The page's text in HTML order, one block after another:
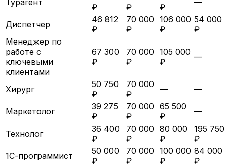
₽
₽
₽
Диспетчер
46 812
₽
70 000
₽
106 000
₽
54 000
₽
Менеджер по
работе с
ключевыми
клиентами
67 300
₽
70 000
₽
105 000
₽
—
Хирург
50 750
₽
70 000
₽
— —
Маркетолог
39 275
₽
70 000
₽
65 500
₽
—
Технолог
36 400
₽
70 000
₽
80 000
₽
195 750
₽
1С-программист
50 000
₽
70 000
₽
100 000
₽
84 000
₽